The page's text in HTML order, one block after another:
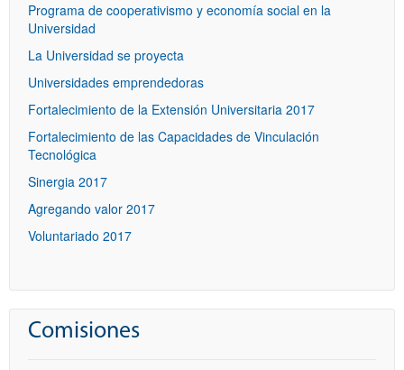
Programa de cooperativismo y economía social en la
Universidad
La Universidad se proyecta
Universidades emprendedoras
Fortalecimiento de la Extensión Universitaria 2017
Fortalecimiento de las Capacidades de Vinculación
Tecnológica
Sinergia 2017
Agregando valor 2017
Voluntariado 2017
Comisiones